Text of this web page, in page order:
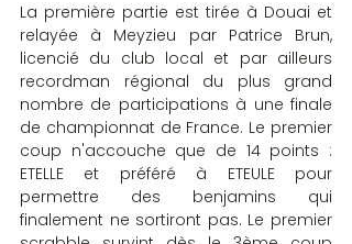
La première partie est tirée à Douai et
relayée à Meyzieu par Patrice Brun,
licencié du club local et par ailleurs
recordman régional du plus grand
nombre de participations à une finale
de championnat de France. Le premier
coup n'accouche que de 14 points :
ETELLE et préféré à ETEULE pour
permettre des benjamins qui
finalement ne sortiront pas. Le premier